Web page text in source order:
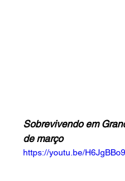
Sobrevivendo em
de março
https://youtu.be/